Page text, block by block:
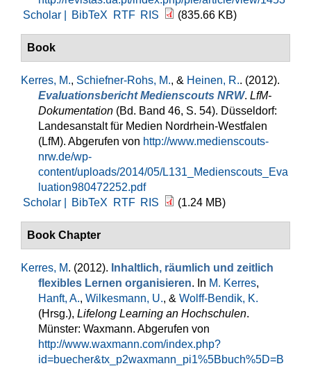
Scholar |
BibTeX RTF RIS (835.66 KB)
Book
Kerres, M., Schiefner-Rohs, M., & Heinen, R.. (2012).
Evaluationsbericht Medienscouts NRW. LfM-
Dokumentation (Bd. Band 46, S. 54). Düsseldorf:
Landesanstalt für Medien Nordrhein-Westfalen
(LfM). Abgerufen von http://www.medienscouts-
nrw.de/wp-
content/uploads/2014/05/L131_Medienscouts_Eva
luation980472252.pdf
Scholar |
BibTeX RTF RIS (1.24 MB)
Book Chapter
Kerres, M. (2012). Inhaltlich, räumlich und zeitlich
flexibles Lernen organisieren. In M. Kerres,
Hanft, A., Wilkesmann, U., & Wolff-Bendik, K.
(Hrsg.), Lifelong Learning an Hochschulen.
Münster: Waxmann. Abgerufen von
http://www.waxmann.com/index.php?
id=buecher&tx_p2waxmann_pi1%5Bbuch%5D=B